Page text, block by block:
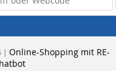
| Online-Shopping mit RE-